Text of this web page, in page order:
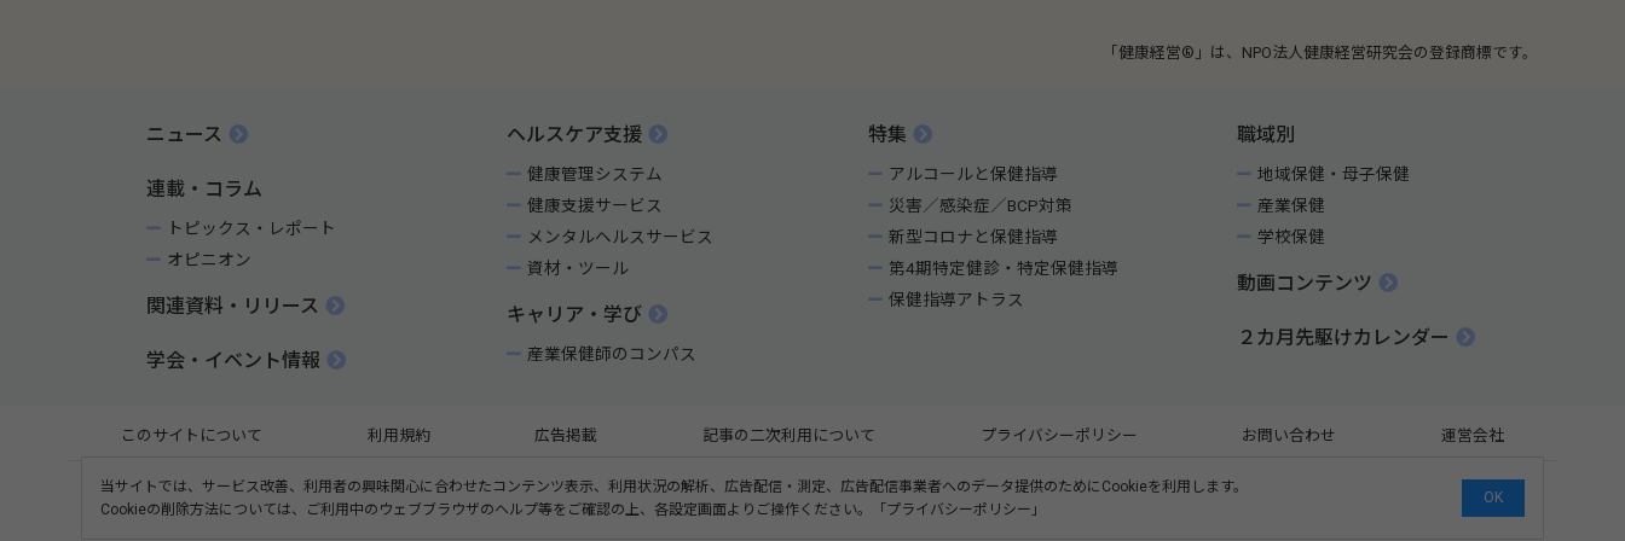
「健康経営®」は、NPO法人健康経営研究会の登録商標です。
ニュース
連載・コラム
トピックス・レポート
オピニオン
関連資料・リリース
学会・イベント情報
ヘルスケア支援
健康管理システム
健康支援サービス
メンタルヘルスサービス
資材・ツール
キャリア・学び
産業保健師のコンパス
特集
アルコールと保健指導
災害／感染症／BCP対策
新型コロナと保健指導
第4期特定健診・特定保健指導
保健指導アトラス
職域別
地域保健・母子保健
産業保健
学校保健
動画コンテンツ
２カ月先駆けカレンダー
このサイトについて 利用規約 広告掲載 記事の二次利用について プライバシーポリシー お問い合わせ 運営会社
©2008-2026 SOSHINSHA All Rights Reserved.
企画・運営：日本医療・健康情報研究所／創新社
当サイトでは、サービス改善、利用者の興味関心に合わせたコンテンツ表示、利用状況の解析、広告配信・測定、広告配信事業者へのデータ提供のためにCookieを利用します。
Cookieの削除方法については、ご利用中のウェブブラウザのヘルプ等をご確認の上、各設定画面よりご操作ください。「プライバシーポリシー 」
OK